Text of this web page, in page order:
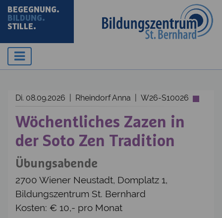
BEGEGNUNG.
BILDUNG.
STILLE.
Di. 08.09.2026 | Rheindorf Anna | W26-S10026
Wöchentliches Zazen in
der Soto Zen Tradition
Übungsabende
2700 Wiener Neustadt, Domplatz 1,
Bildungszentrum St. Bernhard
Kosten: € 10,- pro Monat